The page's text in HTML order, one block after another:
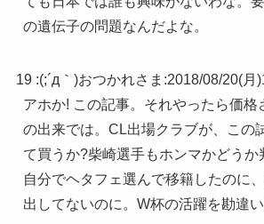
の遺伝子の問題なんだよな。
19 :(;´д｀)おつかれさま :2018/08/20(月
アホか! この記事。それやったら価格
の出来では。CL出場クラブが、この
て買うか?柴崎選手もホンマかどうか
自分でヘタフェ選んで移籍したのに
出してないのに。W杯の活躍を勘違